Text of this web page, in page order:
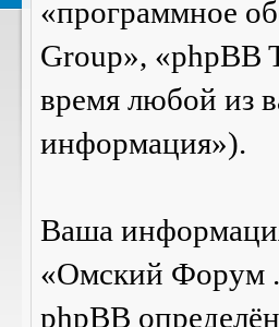
«программное
Group», «phpBB
время любой из
информация»).
Ваша
«Омский Форум
phpBB